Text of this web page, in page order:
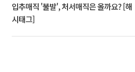
입추매직 '불발', 처서매직은 올까요? [해
시태그]